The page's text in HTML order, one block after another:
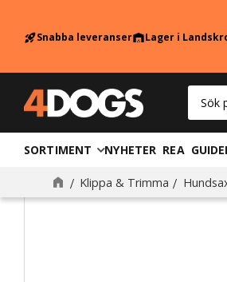
rocket_launchSnabba leveranserwarehouseLager i
SORTIMENT NYHETER REA
Klippa & Trimma